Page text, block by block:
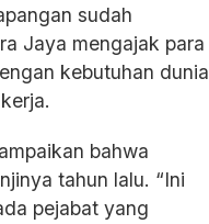
sudah
Jaya mengajak para
kebutuhan dunia
bahwa
tahun lalu. “Ini
pejabat yang